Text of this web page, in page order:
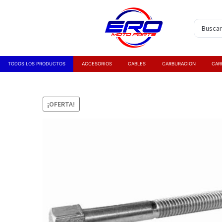
TODOS LOS PRODUCTOS ACCESORIOS CABLES CARBURACION
¡OFERTA!